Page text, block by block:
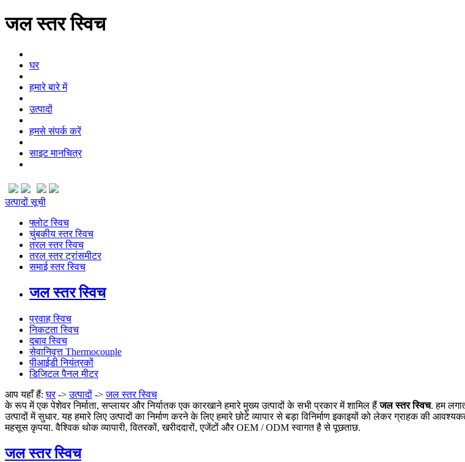
जल स्तर स्विच
घर
हमारे बारे में
उत्पादों
हमसे संपर्क करें
साइट मानचित्र
उत्पादों सूची
फ्लोट स्विच
चुंबकीय स्तर स्विच
तरल स्तर स्विच
तरल स्तर ट्रांसमीटर
समाई स्तर स्विच
जल स्तर स्विच
प्रवाह स्विच
निकटता स्विच
दबाव स्विच
सेवानिवृत्त Thermocouple
पीआईडी नियंत्रकों
डिजिटल पैनल मीटर
आप यहाँ हैं:घर->उत्पादों ->जल स्तर स्विच
के रूप में एक पेशेवर निर्माता, सप्लायर और निर्यातक एक कारखाने हमारे मुख्य उत्पादों के सभी प्रकार में शामिल हैंजल स्तर स्विच. हम
उत्पादों में सुधार. यह हमारे लिए उत्पादों का निर्माण करने के लिए हमारे छोटे व्यापार से बड़ा विनिर्माण इकाइयों को लेकर ग्राहक
महसूस कृपया. वैश्विक थोक व्यापारी, वितरकों, खरीददारों, एजेंटों और OEM / ODM स्वागत है से पूछताछ.
जल स्तर स्विच